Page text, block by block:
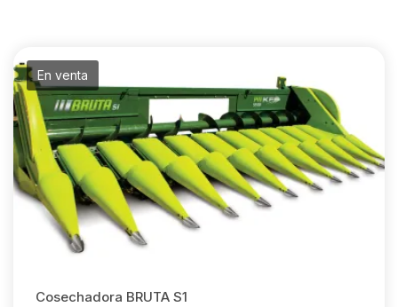
En venta
Cosechadora BRUTA S1